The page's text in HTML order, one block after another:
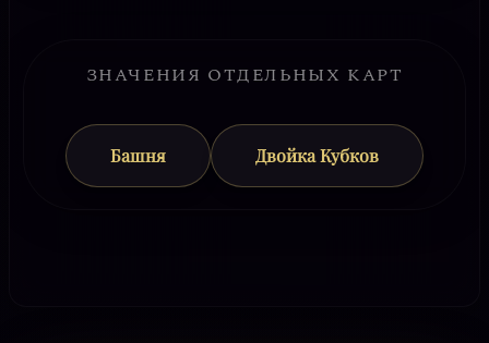
ЗНАЧЕНИЯ ОТДЕЛЬНЫХ КАРТ
Башня Двойка Кубков